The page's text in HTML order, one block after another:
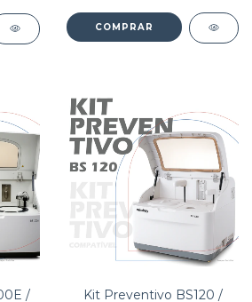
/
Kit Preventivo BS120 /